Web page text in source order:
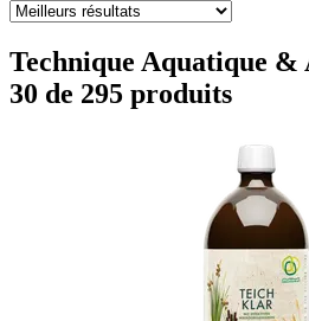
Technique Aquatique &
30 de 295 produits